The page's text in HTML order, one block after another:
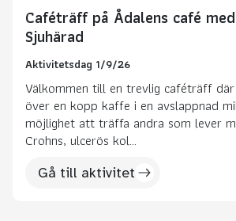
Caféträff på Ådalens café med
Sjuhärad
Aktivitetsdag 1/9/26
Välkommen till en trevlig caféträff
över en kopp kaffe i en avslappnad
möjlighet att träffa andra som lever
Crohns, ulcerös kol...
Gå till aktivitet